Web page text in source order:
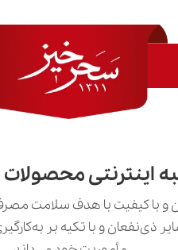
اینترنتی
با کیفیت با هدف سلامت
ذی‌نفعان و با تکیه بر